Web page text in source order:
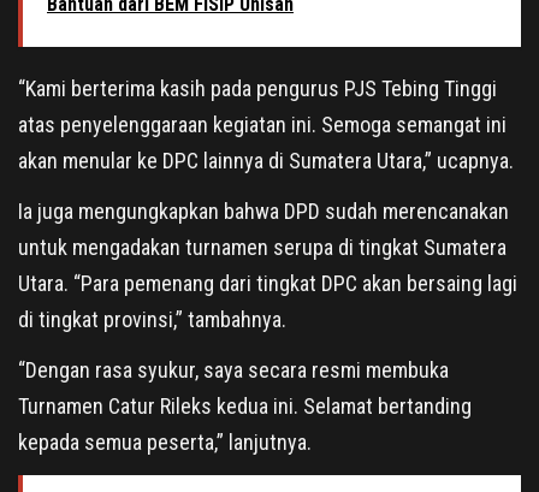
“Kami berterima kasih pada pengurus PJS Tebing Tinggi
atas penyelenggaraan kegiatan ini. Semoga semangat ini
akan menular ke DPC lainnya di Sumatera Utara,” ucapnya.
Ia juga mengungkapkan bahwa DPD sudah merencanakan
untuk mengadakan turnamen serupa di tingkat Sumatera
Utara. “Para pemenang dari tingkat DPC akan bersaing lagi
di tingkat provinsi,” tambahnya.
“Dengan rasa syukur, saya secara resmi membuka
Turnamen Catur Rileks kedua ini. Selamat bertanding
kepada semua peserta,” lanjutnya.